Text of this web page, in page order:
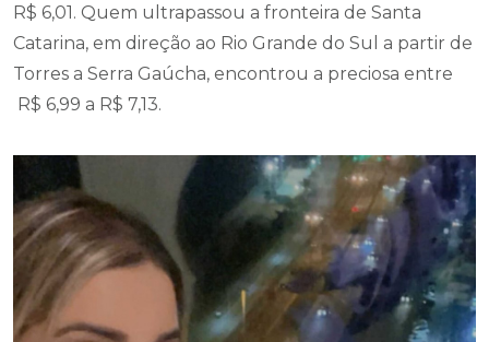
R$ 6,01. Quem ultrapassou a fronteira de Santa
Catarina, em direção ao Rio Grande do Sul a partir de
Torres a Serra Gaúcha, encontrou a preciosa entre
R$ 6,99 a R$ 7,13.